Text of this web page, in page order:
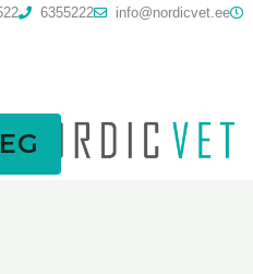
6355222 info@nordicvet.ee